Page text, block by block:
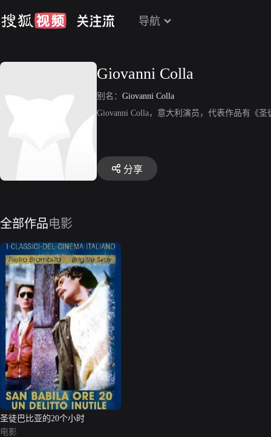
导航
Giovanni Colla
别名： Giovanni Colla
Giovanni Colla，意大利演员，代表作品有《
分享
全部作品电影
圣徒巴比亚的20个小时
电影